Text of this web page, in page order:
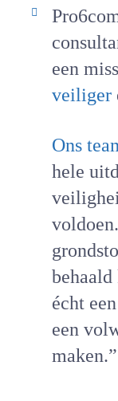
een
veiliger
Ons
hele
écht
een
maken.”